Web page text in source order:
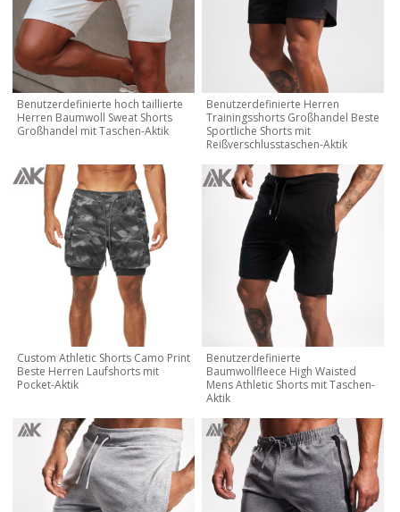
Benutzerdefinierte hoch taillierte
Herren Baumwoll Sweat Shorts
Großhandel mit Taschen-Aktik
Benutzerdefinierte Herren
Trainingsshorts Großhandel Beste
Sportliche Shorts mit
Reißverschlusstaschen-Aktik
Custom Athletic Shorts Camo Print
Beste Herren Laufshorts mit
Pocket-Aktik
Benutzerdefinierte
Baumwollfleece High Waisted
Mens Athletic Shorts mit Taschen-
Aktik